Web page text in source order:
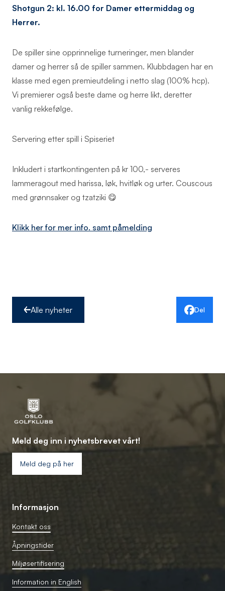
Shotgun 2: kl. 16.00 for Damer ettermiddag og
Herrer.
De spiller sine opprinnelige turneringer, men blander
damer og herrer så de spiller sammen. Klubbdagen har en
klasse med egen premieutdeling i netto slag (100% hcp).
Vi premierer også beste dame og herre likt, deretter
vanlig rekkefølge.
Servering etter spill i Spiseriet
Inkludert i startkontingenten på kr 100,- serveres
lammeragout med harissa, løk, hvitløk og urter. Couscous
med grønnsaker og tzatziki 😋
Klikk her for mer info. samt påmelding
Alle nyheter Del
Meld deg inn i nyhetsbrevet vårt!
Meld deg på her
Informasjon
Kontakt oss
Åpningstider
Miljøsertifisering
Information in English